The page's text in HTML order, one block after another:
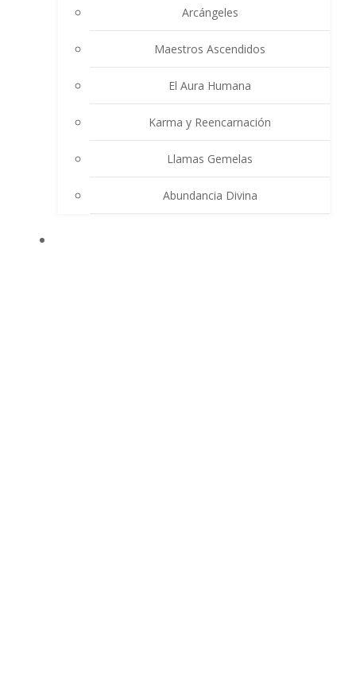
Arcángeles
Maestros Ascendidos
El Aura Humana
Karma y Reencarnación
Llamas Gemelas
Abundancia Divina